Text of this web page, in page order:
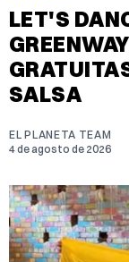
LET'S
SALSA
EL PLANETA TEAM
4 de agosto de 2026